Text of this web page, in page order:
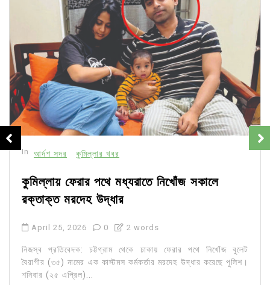
In আর্দশ সদর কুমিল্লার খবর
কুমিল্লায় ফেরার পথে মধ্যরাতে নিখোঁজ সকালে
রক্তাক্ত মরদেহ উদ্ধার
April 25, 2026 0 2 words
নিজস্ব প্রতিবেদক: চট্টগ্রাম থেকে ঢাকায় ফেরার পথে নিখোঁজ বুলেট
বৈরাগীর (৩৫) নামের এক কাস্টমস কর্মকর্তার মরদেহ উদ্ধার করেছে পুলিশ।
শনিবার (২৫ এপ্রিল)...